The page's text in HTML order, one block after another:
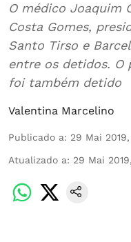
O médico Joaquim
Costa Gomes,
Santo Tirso e
entre os detidos. O
foi também detido
Valentina Marcelino
Publicado a: 29 Mai
Atualizado a: 29 Mai